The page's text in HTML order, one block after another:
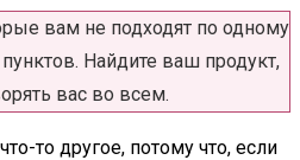
вам не подходят по одному
Найдите ваш продукт,
вас во всем.
то другое, потому что, если